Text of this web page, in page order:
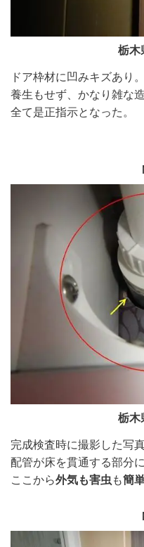
栃木
ドア枠材に凹みキズあり。
養生もせず、かなり雑な造
全て是正指示となった。
栃木
完成検査時に撮影した写真
配管が床を貫通する部分
ここから外気も害虫 も簡